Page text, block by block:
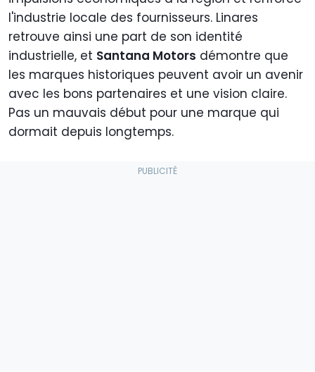
l'industrie locale des fournisseurs. Linares
retrouve ainsi une part de son identité
industrielle, et Santana Motors démontre que
les marques historiques peuvent avoir un avenir
avec les bons partenaires et une vision claire.
Pas un mauvais début pour une marque qui
dormait depuis longtemps.